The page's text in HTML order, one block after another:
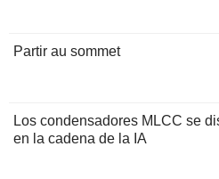
Partir au sommet
Los condensadores MLCC se
en la cadena de la IA